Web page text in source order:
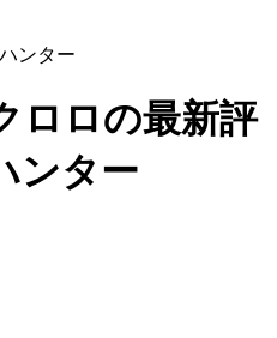
ンター
ロロの最新評
ンター